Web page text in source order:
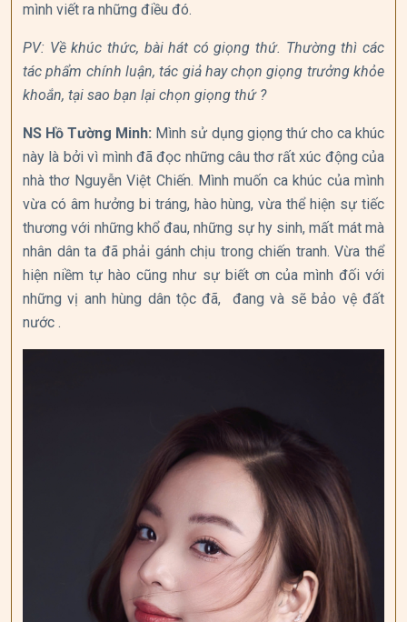
mình viết ra những điều đó.
PV: Về khúc thức, bài hát có giọng thứ. Thường thì các
tác phẩm chính luận, tác giả hay chọn giọng trưởng khỏe
khoắn, tại sao bạn lại chọn giọng thứ ?
NS Hồ Tường Minh: Mình sử dụng giọng thứ cho ca khúc
này là bởi vì mình đã đọc những câu thơ rất xúc động của
nhà thơ Nguyễn Việt Chiến. Mình muốn ca khúc của mình
vừa có âm hưởng bi tráng, hào hùng, vừa thể hiện sự tiếc
thương với những khổ đau, những sự hy sinh, mất mát mà
nhân dân ta đã phải gánh chịu trong chiến tranh. Vừa thể
hiện niềm tự hào cũng như sự biết ơn của mình đối với
những vị anh hùng dân tộc đã, đang và sẽ bảo vệ đất
nước .